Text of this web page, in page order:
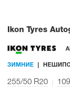
Ikon Tyres
ЗИМНИЕ
255/50 R20 109